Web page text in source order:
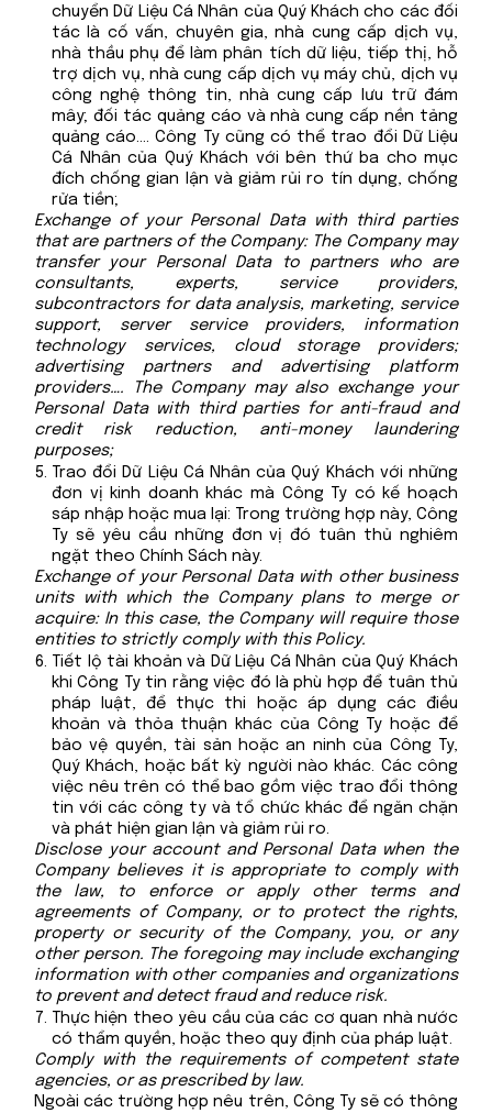
chuyển Dữ Liệu Cá Nhân của Quý Khách cho các đối
tác là cố vấn, chuyên gia, nhà cung cấp dịch vụ,
nhà thầu phụ để làm phân tích dữ liệu, tiếp thị, hỗ
trợ dịch vụ, nhà cung cấp dịch vụ máy chủ, dịch vụ
công nghệ thông tin, nhà cung cấp lưu trữ đám
mây; đối tác quảng cáo và nhà cung cấp nền tảng
quảng cáo…. Công Ty cũng có thể trao đổi Dữ Liệu
Cá Nhân của Quý Khách với bên thứ ba cho mục
đích chống gian lận và giảm rủi ro tín dụng, chống
rửa tiền;
Exchange of your Personal Data with third parties
that are partners of the Company: The Company may
transfer your Personal Data to partners who are
consultants, experts, service providers,
subcontractors for data analysis, marketing, service
support, server service providers, information
technology services, cloud storage providers;
advertising partners and advertising platform
providers…. The Company may also exchange your
Personal Data with third parties for anti-fraud and
credit risk reduction, anti-money laundering
purposes;
Trao đổi Dữ Liệu Cá Nhân của Quý Khách với những
đơn vị kinh doanh khác mà Công Ty có kế hoạch
sáp nhập hoặc mua lại: Trong trường hợp này, Công
Ty sẽ yêu cầu những đơn vị đó tuân thủ nghiêm
ngặt theo Chính Sách này.
Exchange of your Personal Data with other business
units with which the Company plans to merge or
acquire: In this case, the Company will require those
entities to strictly comply with this Policy.
Tiết lộ tài khoản và Dữ Liệu Cá Nhân của Quý Khách
khi Công Ty tin rằng việc đó là phù hợp để tuân thủ
pháp luật, để thực thi hoặc áp dụng các điều
khoản và thỏa thuận khác của Công Ty hoặc để
bảo vệ quyền, tài sản hoặc an ninh của Công Ty,
Quý Khách, hoặc bất kỳ người nào khác. Các công
việc nêu trên có thể bao gồm việc trao đổi thông
tin với các công ty và tổ chức khác để ngăn chặn
và phát hiện gian lận và giảm rủi ro.
Disclose your account and Personal Data when the
Company believes it is appropriate to comply with
the law, to enforce or apply other terms and
agreements of Company, or to protect the rights,
property or security of the Company, you, or any
other person. The foregoing may include exchanging
information with other companies and organizations
to prevent and detect fraud and reduce risk.
Thực hiện theo yêu cầu của các cơ quan nhà nước
có thẩm quyền, hoặc theo quy định của pháp luật.
Comply with the requirements of competent state
agencies, or as prescribed by law.
Ngoài các trường hợp nêu trên, Công Ty sẽ có thông